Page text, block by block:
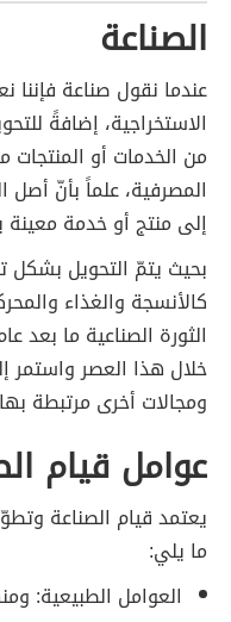
الصناعة
عندما نقول صناعة فإننا
الاستخراجية، إضافةً
من الخدمات أو المنتجات
المصرفية، علماً بأنّ أصل
إلى منتج أو خدمة
بحيث يتمّ التحويل
كالأنسجة والغذاء
خلال هذا العصر واستمر
ومجالات أخرى مرتبطة
عوامل قيام
يعتمد قيام الصناعة
ما يلي:
العوامل الطبيعية: